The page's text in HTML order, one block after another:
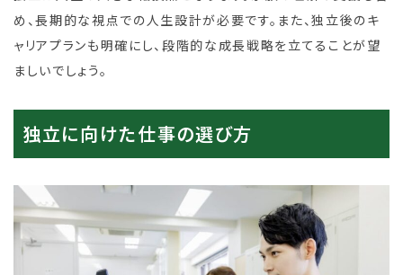
め、長期的な視点での人生設計が必要です。また、独立後のキ
ャリアプランも明確にし、段階的な成長戦略を立てることが望
ましいでしょう。
独立に向けた仕事の選び方